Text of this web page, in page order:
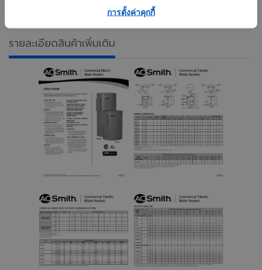
เครื่องทำน้ำร้อน Dura Power DEN-DEL
Water Heaters,Commercial Electric Hot Water
Heater,เครื่องทำน้ำร้อนอุตสาหกรรม
A.O.SMITH เครื่องทำน้ำร้อนแบบหม้อต้ม A.O. SMITH
หม้อต้มน้ำร้อน,เครื่องทำน้ำร้อนแบบหม้อต้ม ,เครื่องทำน้ำ
ร้อนไฟฟ้าแบบถังเก็บ จำหน่ายเครื่องทำน้ำร้อน A.O.
,ปั๊มความร้อน ฮีทปั๊มเครื่องทำน้ำร้อน,ฮีทปั๊ม
จำหน่ายปั๊มความร้อน,จำหน่ายเครื่องทำน้ำร้อนไฟฟ้า
เครื่องทำน้ำร้อนไฟฟ้า ราคาพิเศษ,ติดตั้งเครื่องทำน้ำร้อน
เครื่องทำน้ำร้อนอัตโนมัติ บุญเยี่ยมและสหาย
รายละเอียดสินค้าเพิ่มเติม
การตั้งค่าคุกกี้